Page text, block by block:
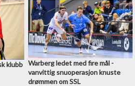
klubb
Warberg ledet med fire mål -
vanvittig snuoperasjon knuste
drømmen om SSL